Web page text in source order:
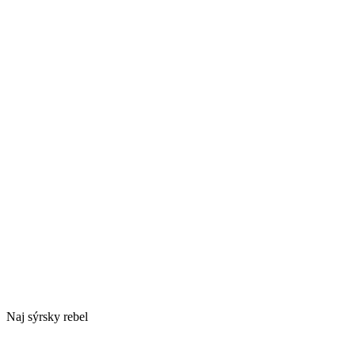
Naj sýrsky rebel